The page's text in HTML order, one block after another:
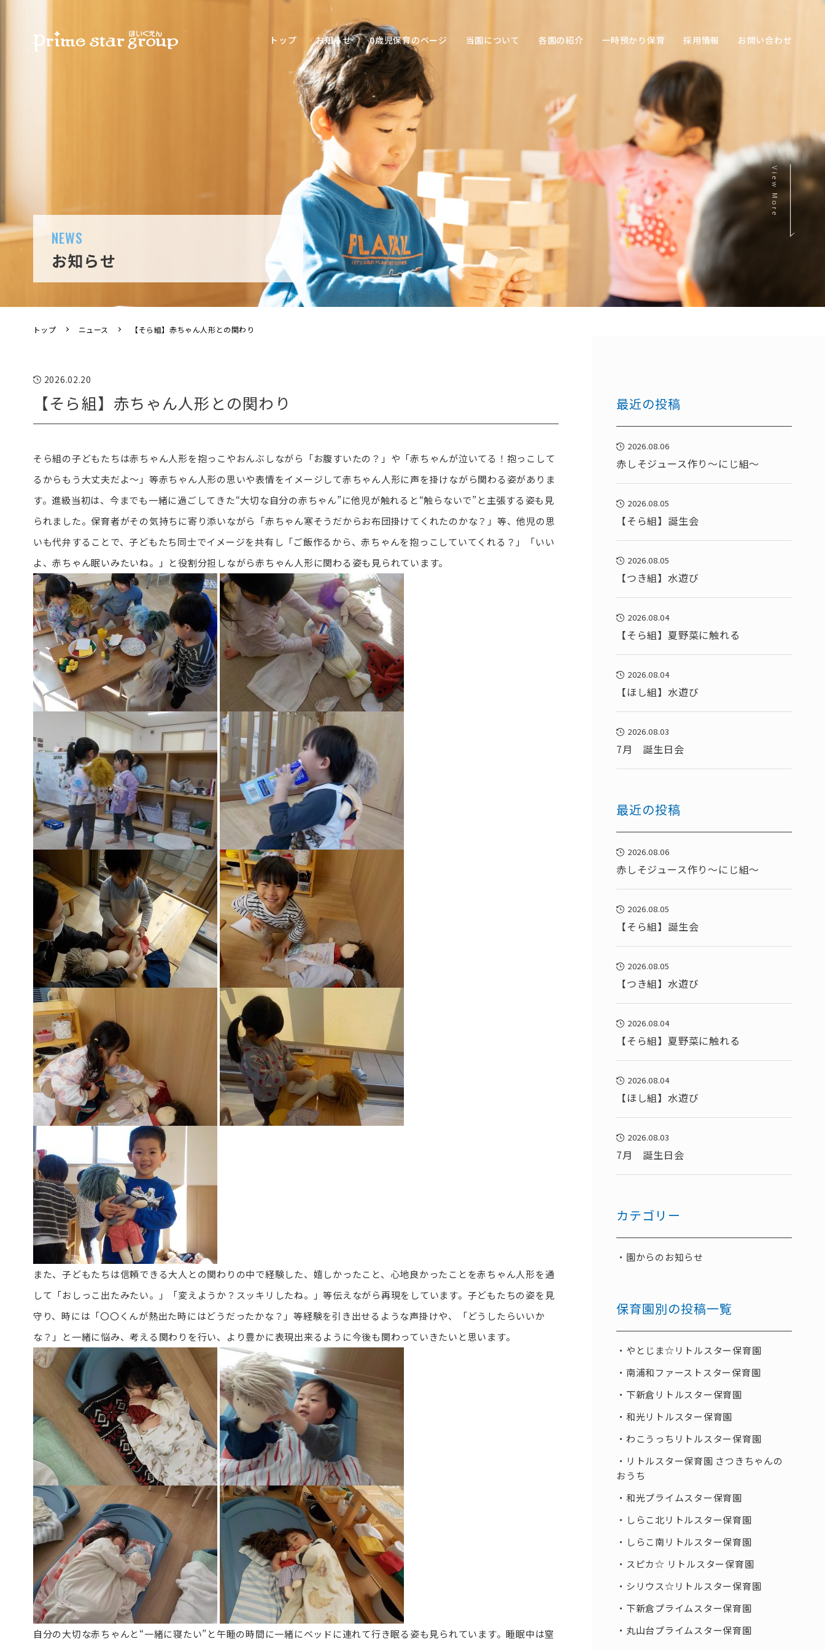
トップ お知らせ 0歳児保育のページ 当園について
環境
色
各園の紹介 一時預かり保育 採用情報 お問い合わせ
NEWS
お知らせ
View More
トップ ニュース 【そら組】赤ちゃん人形との関わり
2026.02.20
【そら組】赤ちゃん人形との関わり
そら組の子どもたちは赤ちゃん人形を抱っこやおんぶしながら「お腹すいたの？」や「赤ちゃんが泣いてる！抱っこして
るからもう大丈夫だよ〜」等赤ちゃん人形の思いや表情をイメージして赤ちゃん人形に声を掛けながら関わる姿がありま
す。進級当初は、今までも一緒に過ごしてきた“大切な自分の赤ちゃん”に他児が触れると“触らないで”と主張する姿も見
られました。保育者がその気持ちに寄り添いながら「赤ちゃん寒そうだからお布団掛けてくれたのかな？」等、他児の思
いも代弁することで、子どもたち同士でイメージを共有し「ご飯作るから、赤ちゃんを抱っこしていてくれる？」「いい
よ、赤ちゃん眠いみたいね。」と役割分担しながら赤ちゃん人形に関わる姿も見られています。
また、子どもたちは信頼できる大人との関わりの中で経験した、嬉しかったこと、心地良かったことを赤ちゃん人形を通
して「おしっこ出たみたい。」「変えようか？スッキリしたね。」等伝えながら再現をしています。子どもたちの姿を見
守り、時には「〇〇くんが熱出た時にはどうだったかな？」等経験を引き出せるような声掛けや、「どうしたらいいか
な？」と一緒に悩み、考える関わりを行い、より豊かに表現出来るように今後も関わっていきたいと思います。
自分の大切な赤ちゃんと“一緒に寝たい”と午睡の時間に一緒にベッドに連れて行き眠る姿も見られています。睡眠中は窒
最近の投稿
2026.08.06
赤しそジュース作り～にじ組～
2026.08.05
【そら組】誕生会
2026.08.05
【つき組】水遊び
2026.08.04
【そら組】夏野菜に触れる
2026.08.04
【ほし組】水遊び
2026.08.03
7月 誕生日会
最近の投稿
2026.08.06
赤しそジュース作り～にじ組～
2026.08.05
【そら組】誕生会
2026.08.05
【つき組】水遊び
2026.08.04
【そら組】夏野菜に触れる
2026.08.04
【ほし組】水遊び
2026.08.03
7月 誕生日会
カテゴリー
園からのお知らせ
保育園別の投稿一覧
やとじま☆リトルスター保育園
南浦和ファーストスター保育園
下新倉リトルスター保育園
和光リトルスター保育園
わこうっちリトルスター保育園
リトルスター保育園 さつきちゃんの
おうち
和光プライムスター保育園
しらこ北リトルスター保育園
しらこ南リトルスター保育園
スピカ☆ リトルスター保育園
シリウス☆リトルスター保育園
下新倉プライムスター保育園
丸山台プライムスター保育園